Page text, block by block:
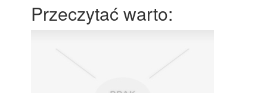
Przeczytać warto: